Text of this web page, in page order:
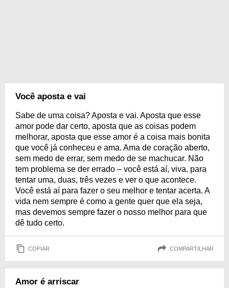
Você aposta e vai
Sabe de uma coisa? Aposta e vai. Aposta que esse
amor pode dar certo, aposta que as coisas podem
melhorar, aposta que esse amor é a coisa mais bonita
que você já conheceu e ama. Ama de coração aberto,
sem medo de errar, sem medo de se machucar. Não
tem problema se der errado – você está aí, viva, para
tentar uma, duas, três vezes e ver o que acontece.
Você está aí para fazer o seu melhor e tentar acerta. A
vida nem sempre é como a gente quer que ela seja,
mas devemos sempre fazer o nosso melhor para que
dê tudo certo.
COPIAR COMPARTILHAR
Amor é arriscar